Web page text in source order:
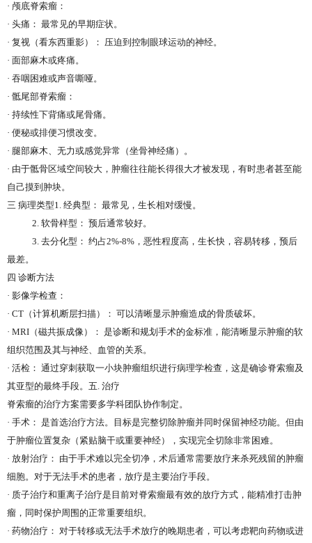
· 颅底脊索瘤：
· 头痛： 最常见的早期症状。
· 复视（看东西重影）： 压迫到控制眼球运动的神经。
· 面部麻木或疼痛。
· 吞咽困难或声音嘶哑。
· 骶尾部脊索瘤：
· 持续性下背痛或尾骨痛。
· 便秘或排便习惯改变。
· 腿部麻木、无力或感觉异常（坐骨神经痛）。
· 由于骶骨区域空间较大，肿瘤往往能长得很大才被发现，有时患者甚至能
自己摸到肿块。
三 病理类型1. 经典型： 最常见，生长相对缓慢。
2. 软骨样型： 预后通常较好。
3. 去分化型： 约占2%-8% ，恶性程度高，生长快，容易转移，预后
最差。
四 诊断方法
· 影像学检查：
· CT （计算机断层扫描）： 可以清晰显示肿瘤造成的骨质破坏。
· MRI （磁共振成像）： 是诊断和规划手术的金标准，能清晰显示肿瘤的软
组织范围及其与神经、血管的关系。
· 活检： 通过穿刺获取一小块肿瘤组织进行病理学检查，这是确诊脊索瘤及
其亚型的最终手段。五. 治疗
脊索瘤的治疗方案需要多学科团队协作制定。
· 手术： 是首选治疗方法。目标是完整切除肿瘤并同时保留神经功能。但由
于肿瘤位置复杂（紧贴脑干或重要神经），实现完全切除非常困难。
· 放射治疗： 由于手术难以完全切净，术后通常需要放疗来杀死残留的肿瘤
细胞。对于无法手术的患者，放疗是主要治疗手段。
· 质子治疗和重离子治疗是目前对脊索瘤最有效的放疗方式，能精准打击肿
瘤，同时保护周围的正常重要组织。
· 药物治疗： 对于转移或无法手术放疗的晚期患者，可以考虑靶向药物或进